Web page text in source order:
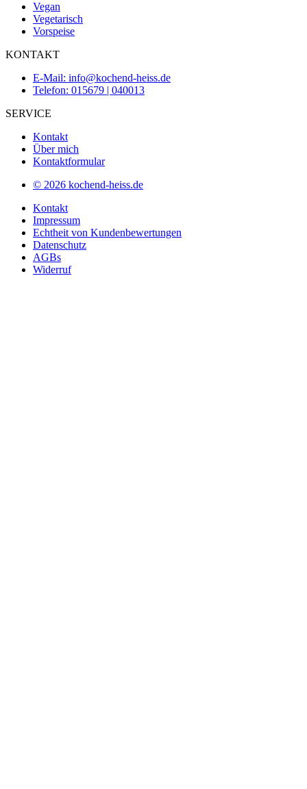
Vegan
Vegetarisch
Vorspeise
KONTAKT
E-Mail: info@kochend-heiss.de
Telefon: 015679 | 040013
SERVICE
Kontakt
Über mich
Kontaktformular
© 2026 kochend-heiss.de
Kontakt
Impressum
Echtheit von Kundenbewertungen
Datenschutz
AGBs
Widerruf